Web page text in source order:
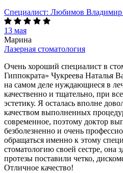
Специалист: Любимов Владимир
13 мая
Марина
Лазерная стоматология
Очень хороший специалист в
Гиппократа» Чукреева Наталья
на самом деле нуждающиеся в
качественно и тщательно, при
эстетику. Я осталась вполне
качеством выполненных
современное, поэтому доктор
безболезненно и очень
обращаться именно к этому
стоматологию своей сестре, она
протезы поставили четко,
Отличное качество!